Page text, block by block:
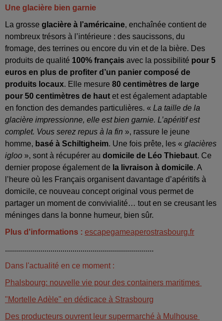
Une glacière bien garnie
La grosse glacière à l’américaine, enchaînée contient de
nombreux trésors à l’intérieure : des saucissons, du
fromage, des terrines ou encore du vin et de la bière. Des
produits de qualité 100% français avec la possibilité pour 5
euros en plus de profiter d’un panier composé de
produits locaux. Elle mesure 80 centimètres de large
pour 50 centimètres de haut et est également adaptable
en fonction des demandes particulières. « La taille de la
glacière impressionne, elle est bien garnie. L’apéritif est
complet. Vous serez repus à la fin », rassure le jeune
homme, basé à Schiltigheim. Une fois prête, les « glacières
igloo », sont à récupérer au domicile de Léo Thiebaut. Ce
dernier propose également de la livraison à domicile. A
l’heure où les Français organisent davantage d’apéritifs à
domicile, ce nouveau concept original vous permet de
partager un moment de convivialité… tout en se creusant les
méninges dans la bonne humeur, bien sûr.
Plus d'informations : escapegameaperostrasbourg.fr
...........................................................................
Dans l'actualité en ce moment :
Phalsbourg: nouvelle vie pour des containers maritimes
"Mortelle Adèle" en dédicace à Strasbourg
Des producteurs ouvrent leur supermarché à Mulhouse